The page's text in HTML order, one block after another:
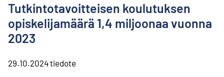
Tutkintotavoitteisen koulutuksen
opiskelijamäärä 1,4 miljoonaa vuonna
2023
29.10.2024tiedote